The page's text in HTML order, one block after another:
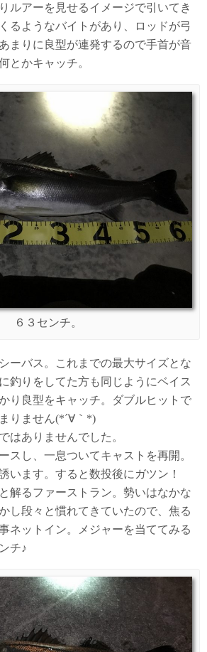
ルアーを見せるイメージで引いてき
るようなバイトがあり、ロッドが弓
まりに良型が連発するので手首が音
とかキャッチ。
６３センチ。
ーバス。これまでの最大サイズとな
釣りをしてた方も同じようにベイス
り良型をキャッチ。ダブルヒットで
りません(*´∀｀*)
はありませんでした。
スし、一息ついてキャストを再開。
います。すると数投後にガツン！
解るファーストラン。勢いはなかな
し段々と慣れてきていたので、焦る
ネットイン。メジャーを当ててみる
チ♪